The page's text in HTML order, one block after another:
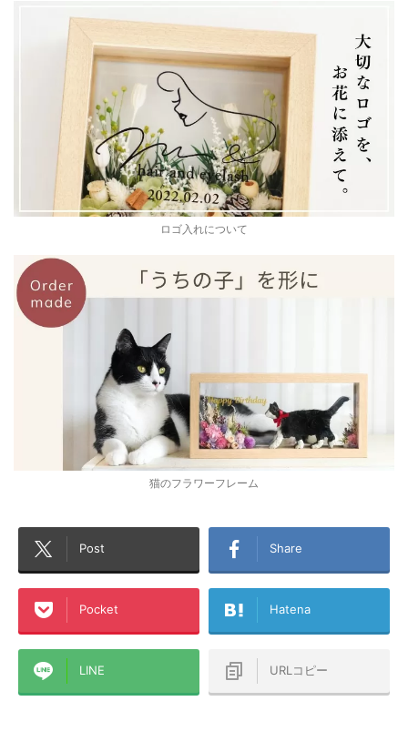
ロゴ入れについて
猫のフラワーフレーム
Post Share
Pocket Hatena
LINE URLコピー